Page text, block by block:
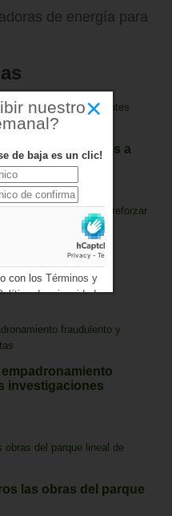
de energía para
en dos accesos a
nacional de
de sus
investigaciones
las obras del parque
×
nuestro
de baja es un clic!
con los Términos y
de privacidad